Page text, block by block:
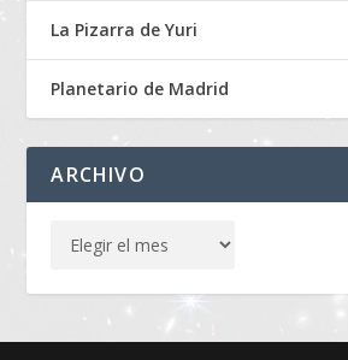
La Pizarra de Yuri
Planetario de Madrid
ARCHIVO